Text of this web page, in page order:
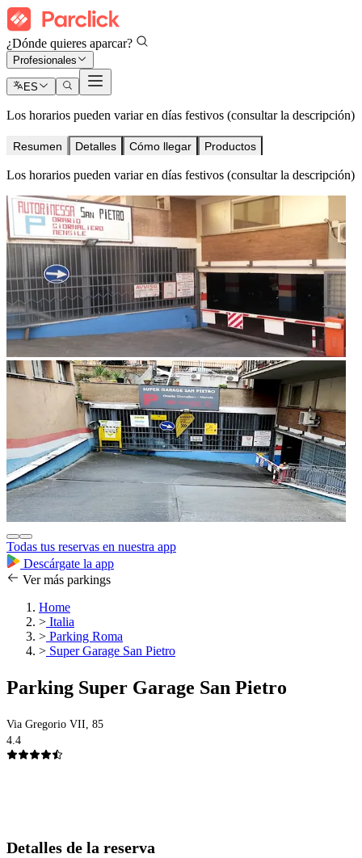
¿Dónde quieres aparcar?
Profesionales
ES
Los horarios pueden variar en días festivos (consultar la descripción)
Resumen Detalles Cómo llegar Productos
Los horarios pueden variar en días festivos (consultar la descripción)
Todas tus reservas en nuestra app
Descárgate la app
Ver más parkings
Home
> Italia
> Parking Roma
> Super Garage San Pietro
Parking Super Garage San Pietro
Via Gregorio VII, 85
4.4
Detalles de la reserva